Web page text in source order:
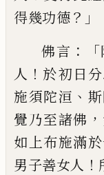
得幾功德？」
佛言 ：「
人 ！ 於初日
施須陀洹 、
覺乃至諸佛 ，
如上布施滿
男子善女人 ！